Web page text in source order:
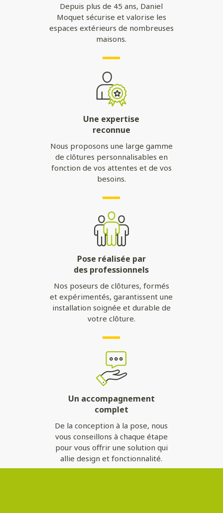
Depuis plus de 45 ans, Daniel
Moquet sécurise et valorise les
espaces extérieurs de nombreuses
maisons.
Une expertise
reconnue
Nous proposons une large gamme
de clôtures personnalisables en
fonction de vos attentes et de vos
besoins.
Pose réalisée par
des professionnels
Nos poseurs de clôtures, formés
et expérimentés, garantissent une
installation soignée et durable de
votre clôture.
Un accompagnement
complet
De la conception à la pose, nous
vous conseillons à chaque étape
pour vous offrir une solution qui
allie design et fonctionnalité.